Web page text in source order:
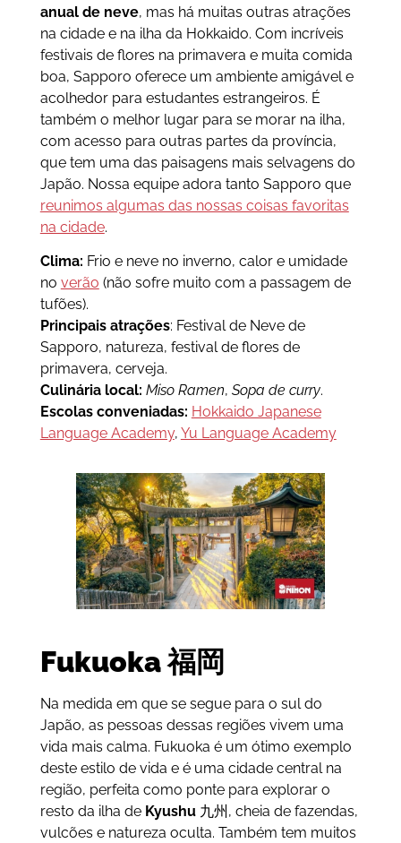
anual de neve, mas há muitas outras atrações
na cidade e na ilha da Hokkaido. Com incríveis
festivais de flores na primavera e muita comida
boa, Sapporo oferece um ambiente amigável e
acolhedor para estudantes estrangeiros. É
também o melhor lugar para se morar na ilha,
com acesso para outras partes da província,
que tem uma das paisagens mais selvagens do
Japão. Nossa equipe adora tanto Sapporo que
reunimos algumas das nossas coisas favoritas
na cidade.
Clima: Frio e neve no inverno, calor e umidade
no verão (não sofre muito com a passagem de
tufões).
Principais atrações: Festival de Neve de
Sapporo, natureza, festival de flores de
primavera, cerveja.
Culinária local: Miso Ramen, Sopa de curry.
Escolas conveniadas: Hokkaido Japanese
Language Academy, Yu Language Academy
Fukuoka福岡
Na medida em que se segue para o sul do
Japão, as pessoas dessas regiões vivem uma
vida mais calma. Fukuoka é um ótimo exemplo
deste estilo de vida e é uma cidade central na
região, perfeita como ponte para explorar o
resto da ilha de Kyushu 九州, cheia de fazendas,
vulcões e natureza oculta. Também tem muitos